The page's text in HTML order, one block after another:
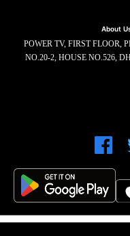
About
POWER TV, FIRST FLOOR,
NO.20-2, HOUSE NO.526,